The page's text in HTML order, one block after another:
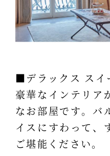
■デラックス スイ
豪華なインテリア
なお部屋です。バ
イスにすわって、
ご堪能ください。